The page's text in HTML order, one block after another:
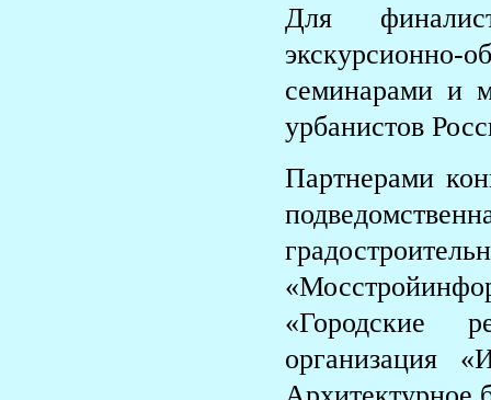
Для
семинарами и
урбанистов
Партнерами
«Городские
организация